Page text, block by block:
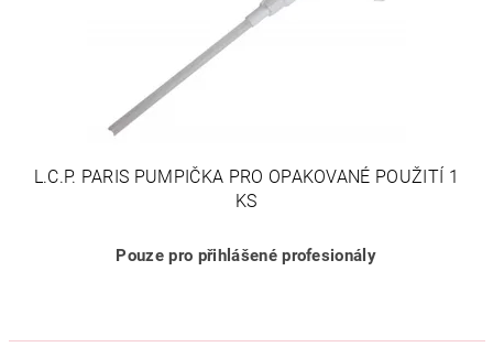
L.C.P. PARIS PUMPIČKA PRO OPAKOVANÉ POUŽITÍ 1
KS
Pouze pro přihlášené profesionály